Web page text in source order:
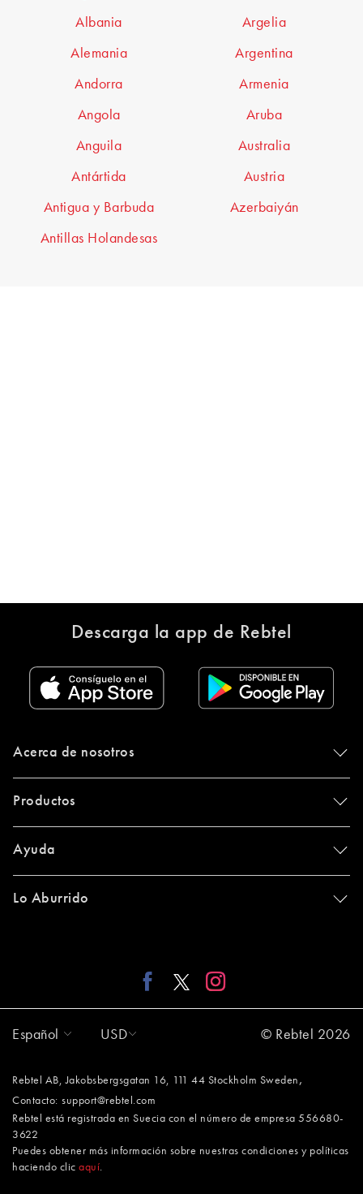
Albania
Alemania
Andorra
Angola
Anguila
Antártida
Antigua y Barbuda
Antillas Holandesas
Argelia
Argentina
Armenia
Aruba
Australia
Austria
Azerbaiyán
Descarga la app de Rebtel
Acerca de nosotros
Productos
Ayuda
Lo Aburrido
Español USD © Rebtel 2026
Rebtel AB, Jakobsbergsgatan 16, 111 44 Stockholm Sweden ,
Contacto: support@rebtel.com
Rebtel está registrada en Suecia con el número de empresa 556680-
3622
Puedes obtener más información sobre nuestras condiciones y políticas
haciendo clic aquí.